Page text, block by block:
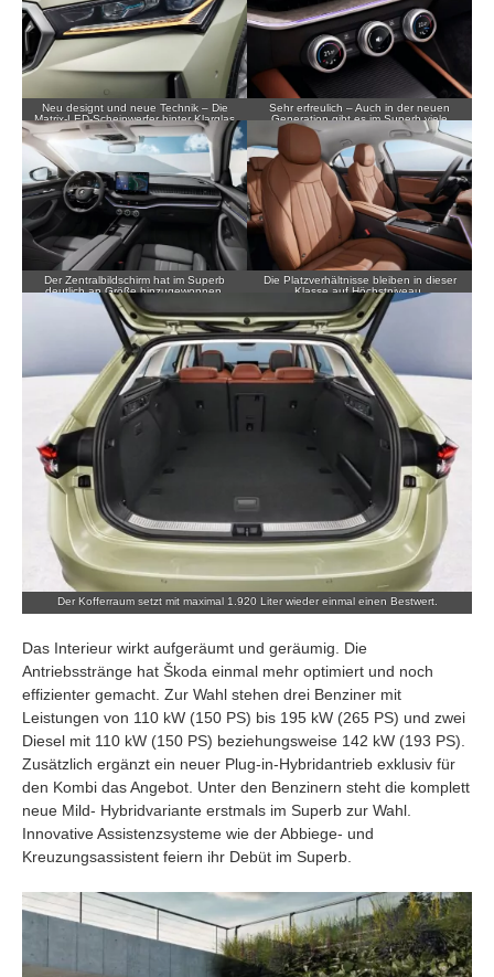
Neu designt und neue Technik – Die
Matrix-LED-Scheinwerfer hinter Klarglas
fallen sehr flach aus.
Sehr erfreulich – Auch in der neuen
Generation gibt es im Superb viele
physische Bedienelemente.
Der Zentralbildschirm hat im Superb
deutlich an Größe hinzugewonnen.
Die Platzverhältnisse bleiben in dieser
Klasse auf Höchstniveau.
Der Kofferraum setzt mit maximal 1.920 Liter wieder einmal einen Bestwert.
Das Interieur wirkt aufgeräumt und geräumig. Die
Antriebsstränge hat Škoda einmal mehr optimiert und noch
effizienter gemacht. Zur Wahl stehen drei Benziner mit
Leistungen von 110 kW (150 PS) bis 195 kW (265 PS) und zwei
Diesel mit 110 kW (150 PS) beziehungsweise 142 kW (193 PS).
Zusätzlich ergänzt ein neuer Plug-in-Hybridantrieb exklusiv für
den Kombi das Angebot. Unter den Benzinern steht die komplett
neue Mild- Hybridvariante erstmals im Superb zur Wahl.
Innovative Assistenzsysteme wie der Abbiege- und
Kreuzungsassistent feiern ihr Debüt im Superb.